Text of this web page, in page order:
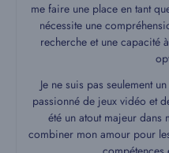
me faire une place en tant
nécessite une
recherche et une capacité
Je ne suis pas seulement
passionné de jeux vidéo et
été un atout majeur dans
combiner mon amour pour